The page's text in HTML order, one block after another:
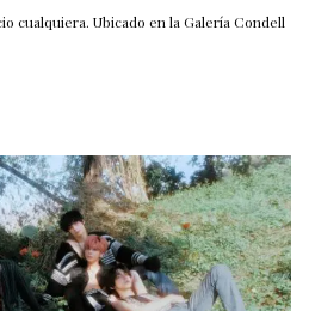
cualquiera. Ubicado en la Galería Condell